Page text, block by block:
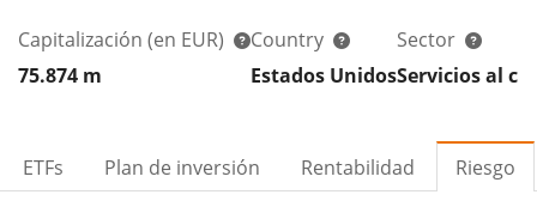
Capitalización (en EUR)
75.874 m
Country
Estados Unidos
Sector
Servicios al
ETFs Plan de inversión Rentabilidad Riesgo